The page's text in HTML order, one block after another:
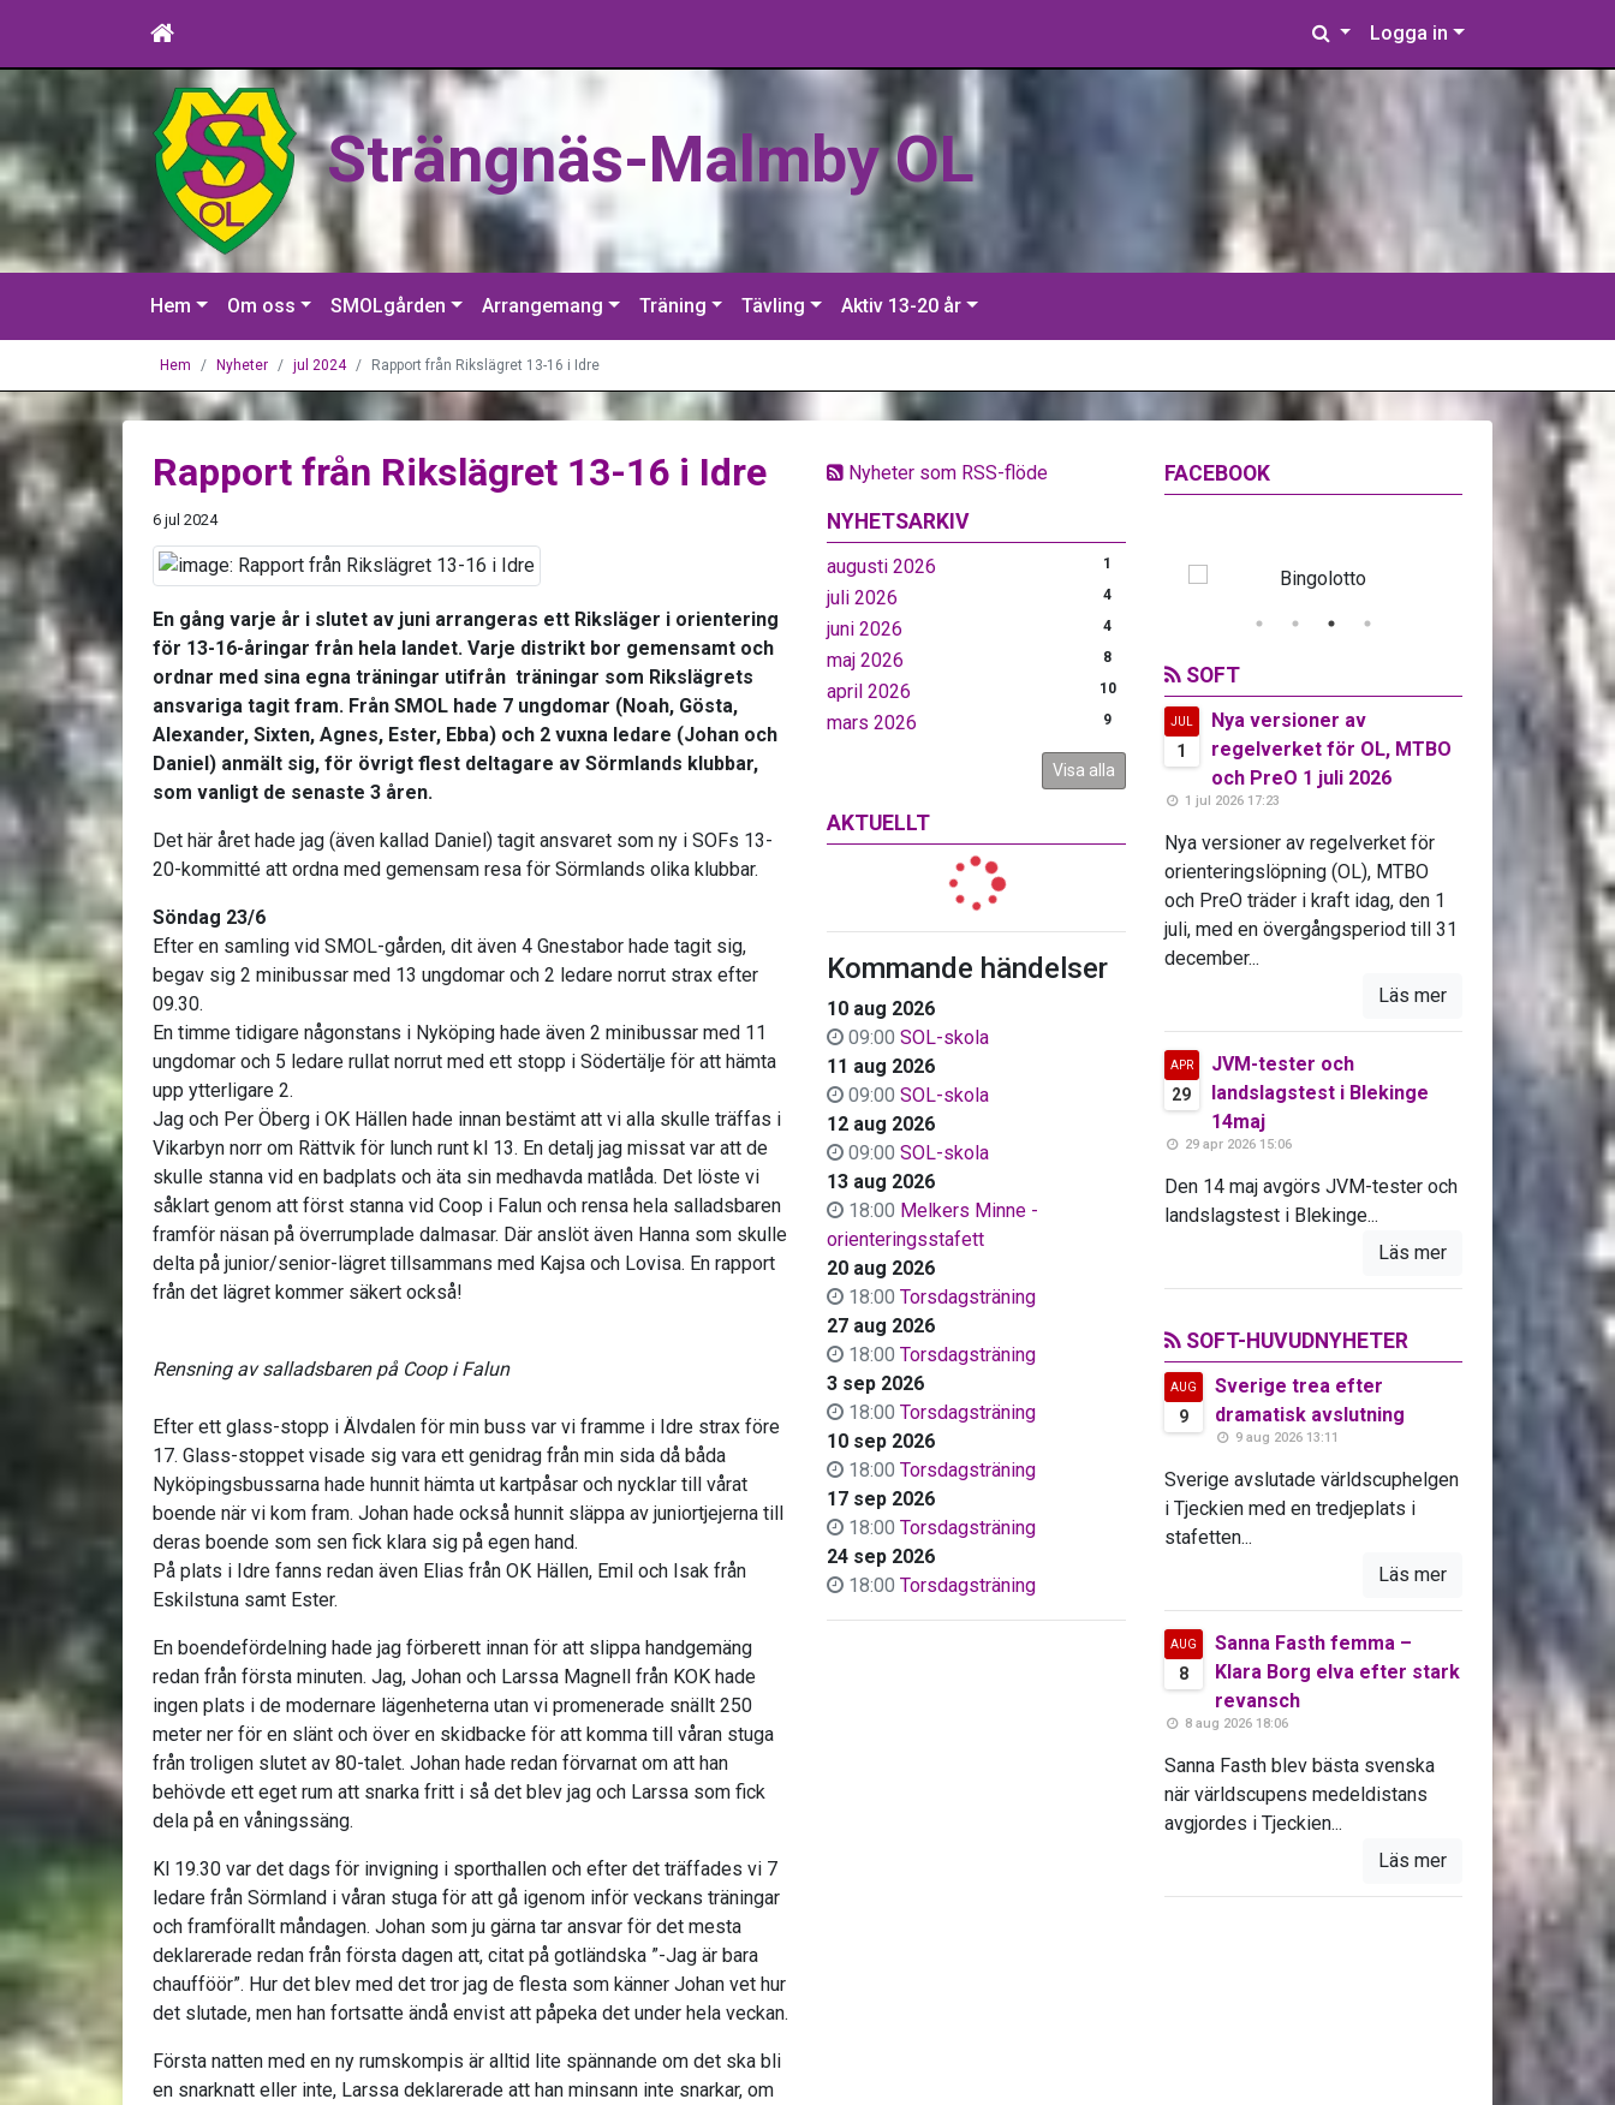
Logga in
Strängnäs-Malmby OL
Hem Om oss SMOLgården Arrangemang Träning Tävling Aktiv 13-20 år
Hem Nyheter jul 2024 Rapport från Rikslägret 13-16 i Idre
Nyheter som RSS-flöde
NYHETSARKIV
augusti 2026 1
juli 2026 4
juni 2026 4
maj 2026 8
april 2026 10
mars 2026 9
Visa alla
AKTUELLT
Kommande händelser
10 aug 2026
09:00 SOL-skola
11 aug 2026
09:00 SOL-skola
12 aug 2026
09:00 SOL-skola
13 aug 2026
18:00 Melkers Minne -
orienteringsstafett
20 aug 2026
18:00 Torsdagsträning
27 aug 2026
18:00 Torsdagsträning
3 sep 2026
18:00 Torsdagsträning
10 sep 2026
18:00 Torsdagsträning
17 sep 2026
18:00 Torsdagsträning
24 sep 2026
18:00 Torsdagsträning
Rapport från Rikslägret 13-16 i Idre
6 jul 2024
En gång varje år i slutet av juni arrangeras ett Riksläger i orientering
för 13-16-åringar från hela landet. Varje distrikt bor gemensamt och
ordnar med sina egna träningar utifrån träningar som Rikslägrets
ansvariga tagit fram. Från SMOL hade 7 ungdomar (Noah, Gösta,
Alexander, Sixten, Agnes, Ester, Ebba) och 2 vuxna ledare (Johan och
Daniel) anmält sig, för övrigt flest deltagare av Sörmlands klubbar,
som vanligt de senaste 3 åren.
Det här året hade jag (även kallad Daniel) tagit ansvaret som ny i SOFs 13-
20-kommitté att ordna med gemensam resa för Sörmlands olika klubbar.
Söndag 23/6
Efter en samling vid SMOL-gården, dit även 4 Gnestabor hade tagit sig,
begav sig 2 minibussar med 13 ungdomar och 2 ledare norrut strax efter
09.30.
En timme tidigare någonstans i Nyköping hade även 2 minibussar med 11
ungdomar och 5 ledare rullat norrut med ett stopp i Södertälje för att hämta
upp ytterligare 2.
Jag och Per Öberg i OK Hällen hade innan bestämt att vi alla skulle träffas i
Vikarbyn norr om Rättvik för lunch runt kl 13. En detalj jag missat var att de
skulle stanna vid en badplats och äta sin medhavda matlåda. Det löste vi
såklart genom att först stanna vid Coop i Falun och rensa hela salladsbaren
framför näsan på överrumplade dalmasar. Där anslöt även Hanna som skulle
delta på junior/senior-lägret tillsammans med Kajsa och Lovisa. En rapport
från det lägret kommer säkert också!
Rensning av salladsbaren på Coop i Falun
Efter ett glass-stopp i Älvdalen för min buss var vi framme i Idre strax före
17. Glass-stoppet visade sig vara ett genidrag från min sida då båda
Nyköpingsbussarna hade hunnit hämta ut kartpåsar och nycklar till vårat
boende när vi kom fram. Johan hade också hunnit släppa av juniortjejerna till
deras boende som sen fick klara sig på egen hand.
På plats i Idre fanns redan även Elias från OK Hällen, Emil och Isak från
Eskilstuna samt Ester.
En boendefördelning hade jag förberett innan för att slippa handgemäng
redan från första minuten. Jag, Johan och Larssa Magnell från KOK hade
ingen plats i de modernare lägenheterna utan vi promenerade snällt 250
meter ner för en slänt och över en skidbacke för att komma till våran stuga
från troligen slutet av 80-talet. Johan hade redan förvarnat om att han
behövde ett eget rum att snarka fritt i så det blev jag och Larssa som fick
dela på en våningssäng.
Kl 19.30 var det dags för invigning i sporthallen och efter det träffades vi 7
ledare från Sörmland i våran stuga för att gå igenom inför veckans träningar
och framförallt måndagen. Johan som ju gärna tar ansvar för det mesta
deklarerade redan från första dagen att, citat på gotländska ”-Jag är bara
chaufföör”. Hur det blev med det tror jag de flesta som känner Johan vet hur
det slutade, men han fortsatte ändå envist att påpeka det under hela veckan.
Första natten med en ny rumskompis är alltid lite spännande om det ska bli
en snarknatt eller inte, Larssa deklarerade att han minsann inte snarkar, om
FACEBOOK
SOFT
JUL
1
Nya versioner av
regelverket för OL, MTBO
och PreO 1 juli 2026
1 jul 2026 17:23
Nya versioner av regelverket för
orienteringslöpning (OL), MTBO
och PreO träder i kraft idag, den 1
juli, med en övergångsperiod till 31
december...
Läs mer
APR
29
JVM-tester och
landslagstest i Blekinge
14maj
29 apr 2026 15:06
Den 14 maj avgörs JVM-tester och
landslagstest i Blekinge...
Läs mer
SOFT-HUVUDNYHETER
AUG
9
Sverige trea efter
dramatisk avslutning
9 aug 2026 13:11
Sverige avslutade världscuphelgen
i Tjeckien med en tredjeplats i
stafetten...
Läs mer
AUG
8
Sanna Fasth femma –
Klara Borg elva efter stark
revansch
8 aug 2026 18:06
Sanna Fasth blev bästa svenska
när världscupens medeldistans
avgjordes i Tjeckien...
Läs mer